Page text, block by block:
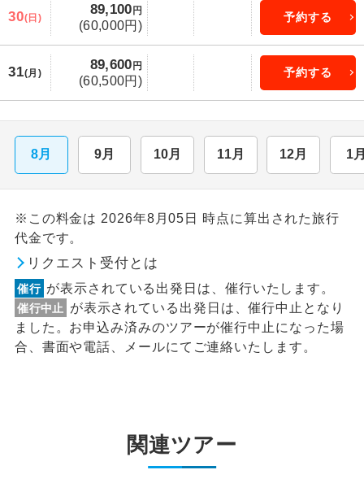
30(日)
89,100 円
(60,000円)
予約する
31(月)
89,600 円
(60,500円)
予約する
8月 9月 10月 11月 12月 1
※この料金は 2026年8月05日 時点に算出された旅行
代金です。
リクエスト受付とは
催行 が表示されている出発日は、催行いたします。
催行中止
が表示されている出発日は、催行中止となり
ました。お申込み済みのツアーが催行中止になった場
合、書面や電話、メールにてご連絡いたします。
関連ツアー